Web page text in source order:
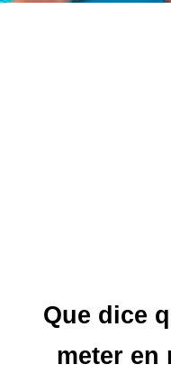
Que dice
meter en